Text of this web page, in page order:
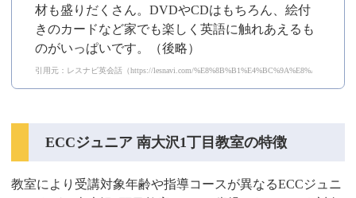
材も盛りだくさん。DVDやCDはもちろん、絵付
きのカードなど家でも楽しく英語に触れあえるも
のがいっぱいです。（後略）
引用元：レスナビ英会話（https://lesnavi.com/%E8%8B%B1%E4%BC%9A%E8%A9%B1/
ECCジュニア 南大沢1丁目教室の特徴
教室により受講対象年齢や指導コースが異なるECCジュニ